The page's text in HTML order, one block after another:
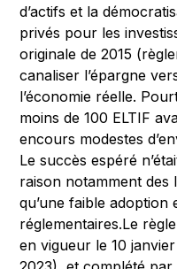
d’actifs et la
privés pour les
originale de 2015
canaliser l’épargne
l’économie réelle.
moins de 100 ELTIF
encours modestes
Le succès espéré
raison notamment des
qu’une faible adoption
réglementaires.Le
en vigueur le 10